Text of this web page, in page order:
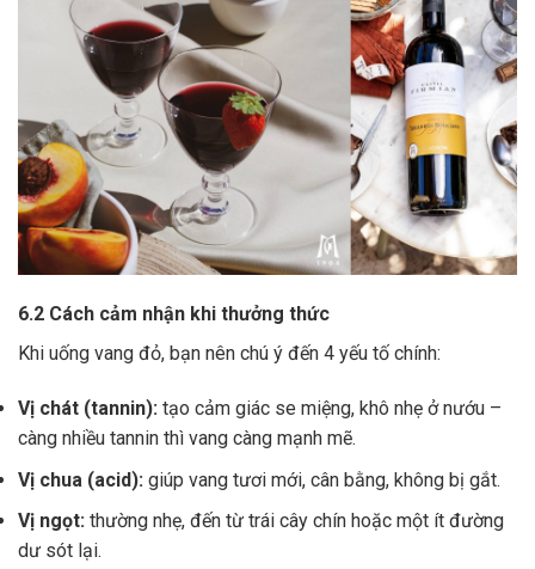
6.2 Cách cảm nhận khi thưởng thức
Khi uống vang đỏ, bạn nên chú ý đến 4 yếu tố chính:
Vị chát (tannin): tạo cảm giác se miệng, khô nhẹ ở nướu –
càng nhiều tannin thì vang càng mạnh mẽ.
Vị chua (acid): giúp vang tươi mới, cân bằng, không bị gắt.
Vị ngọt: thường nhẹ, đến từ trái cây chín hoặc một ít đường
dư sót lại.